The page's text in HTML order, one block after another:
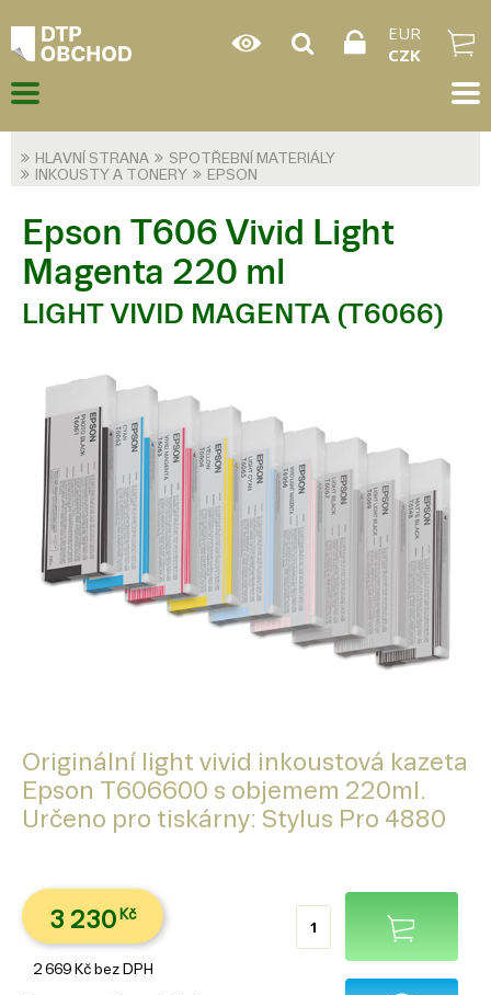
EUR
CZK
HLAVNÍ STRANA
SPOTŘEBNÍ MATERIÁLY
INKOUSTY A TONERY
EPSON
Epson T606 Vivid Light
Magenta 220 ml
LIGHT VIVID MAGENTA (T6066)
Originální light vivid inkoustová kazeta
Epson T606600 s objemem 220ml.
Určeno pro tiskárny: Stylus Pro 4880
3 230 Kč
2 669 Kč bez DPH